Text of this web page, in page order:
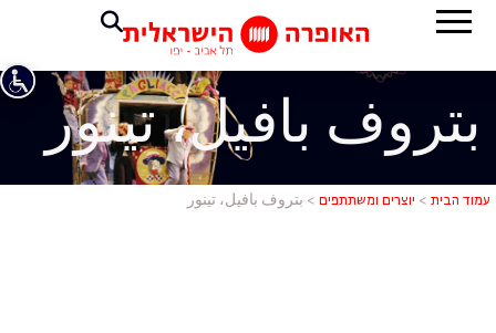
بتروف
بتروف بافيل، تينور
עמוד הבית > יוצרים ומשתתפים > بتروف بافيل، تينور